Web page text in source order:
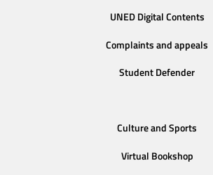
UNED Digital Contents
Complaints and appeals
Student Defender
Culture and Sports
Virtual Bookshop